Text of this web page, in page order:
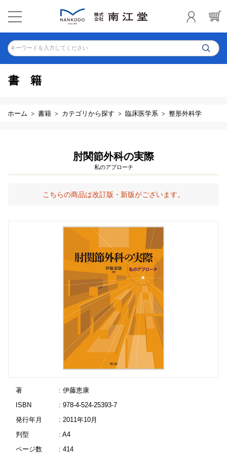
キーワードを入力してください
書籍
ホーム 書籍 カテゴリから探す 臨床医学系 整形外科学
肘関節外科の実際
私のアプローチ
こちらの商品は改訂版・新版がございます。
著
: 伊藤恵康
ISBN
: 978-4-524-25393-7
発行年月
: 2011年10月
判型
: A4
ページ数
: 414